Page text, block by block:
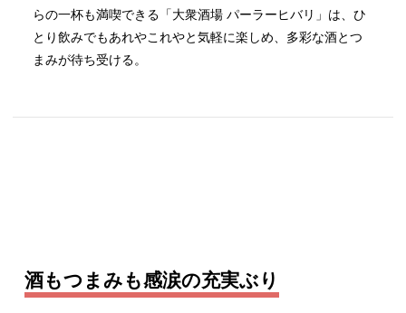
らの一杯も満喫できる「大衆酒場 パーラーヒバリ」は、ひ
とり飲みでもあれやこれやと気軽に楽しめ、多彩な酒とつ
まみが待ち受ける。
酒もつまみも感涙の充実ぶり